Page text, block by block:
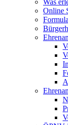
Was
Online